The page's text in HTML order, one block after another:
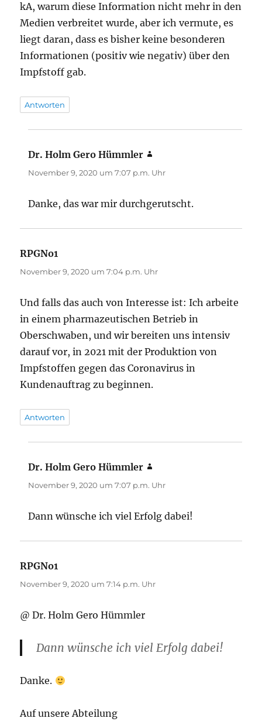
kA, warum diese Information nicht mehr in den
Medien verbreitet wurde, aber ich vermute, es
liegt daran, dass es bisher keine besonderen
Informationen (positiv wie negativ) über den
Impfstoff gab.
Antworten
Dr. Holm Gero Hümmler
November 9, 2020 um 7:07 p.m. Uhr
Danke, das war mir durchgerutscht.
RPGNo1
November 9, 2020 um 7:04 p.m. Uhr
Und falls das auch von Interesse ist: Ich arbeite
in einem pharmazeutischen Betrieb in
Oberschwaben, und wir bereiten uns intensiv
darauf vor, in 2021 mit der Produktion von
Impfstoffen gegen das Coronavirus in
Kundenauftrag zu beginnen.
Antworten
Dr. Holm Gero Hümmler
November 9, 2020 um 7:07 p.m. Uhr
Dann wünsche ich viel Erfolg dabei!
RPGNo1
November 9, 2020 um 7:14 p.m. Uhr
@ Dr. Holm Gero Hümmler
Dann wünsche ich viel Erfolg dabei!
Danke.
Auf unsere Abteilung